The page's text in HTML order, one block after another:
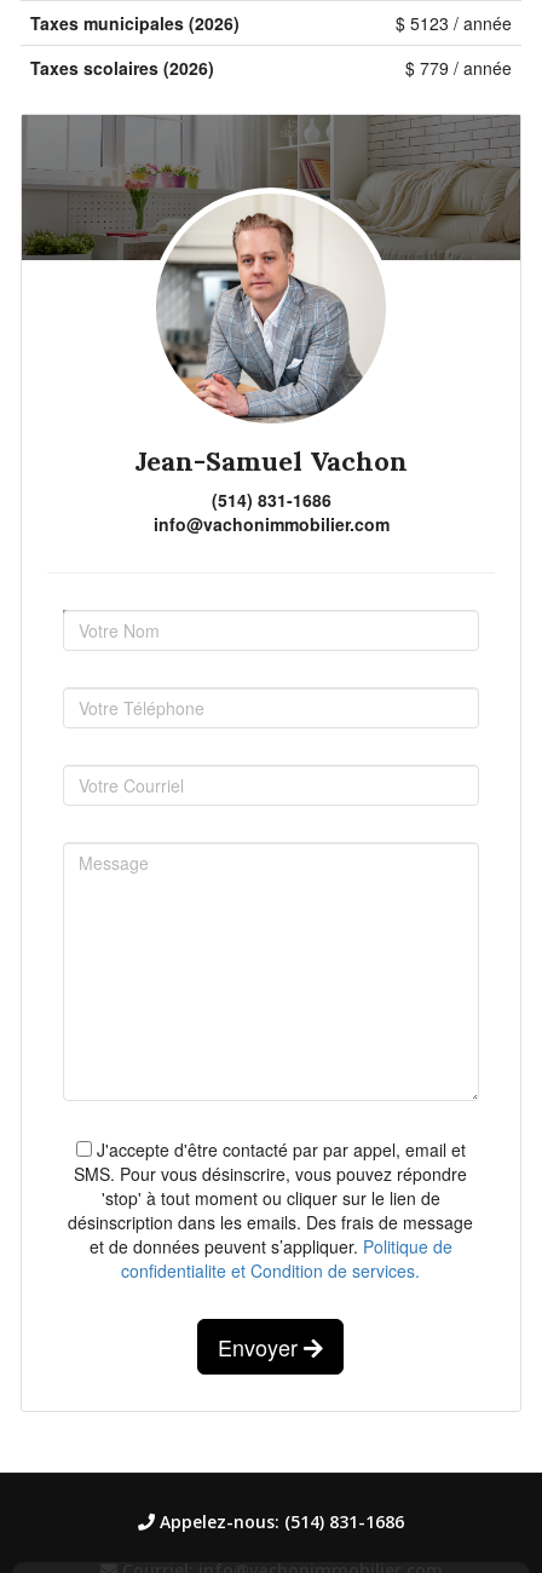
Taxes municipales (2026)
$ 5123 / année
Taxes scolaires (2026)
$ 779 / année
Jean-Samuel Vachon
(514) 831-1686
info@vachonimmobilier.com
J'accepte d'être contacté par par appel, email et
SMS. Pour vous désinscrire, vous pouvez répondre
'stop' à tout moment ou cliquer sur le lien de
désinscription dans les emails. Des frais de message
et de données peuvent s’appliquer. Politique de
confidentialite et Condition de services.
Envoyer
Appelez-nous: (514) 831-1686